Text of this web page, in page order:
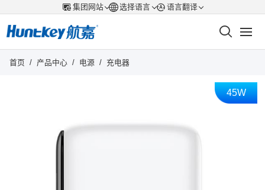
集团网站 选择语言 语言翻译
首页 / 产品中心 / 电源 / 充电器
45W